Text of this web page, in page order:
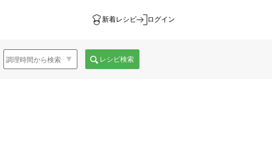
新着レシピ ログイン
レシピ検索